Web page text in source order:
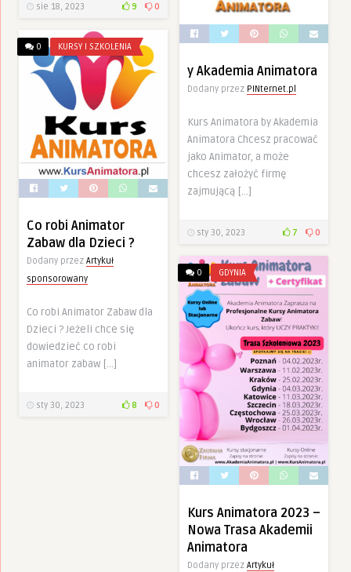
sie 18, 2023 9 0
y Akademia Animatora
Dodany przez PINternet.pl
Kurs Animatora by Akademia
Animatora Chcesz pracować
jako Animator, a może
chcesz założyć firmę
zajmującą […]
sty 30, 2023 7 0
0 KURSY I SZKOLENIA
Co robi Animator
Zabaw dla Dzieci ?
Dodany przez Artykuł
sponsorowany
Co robi Animator Zabaw dla
Dzieci ? Jeżeli chce się
dowiedzieć co robi
animator zabaw […]
sty 30, 2023 8 0
0 GDYNIA
Kurs Animatora 2023 –
Nowa Trasa Akademii
Animatora
Dodany przez Artykuł